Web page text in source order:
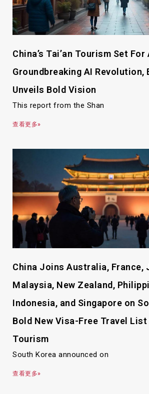
China’s Tai’an Tourism Set For
Groundbreaking AI Revolution,
Unveils Bold Vision
This report from the Shan
查看更多»
China Joins Australia, France,
Malaysia, New Zealand,
Indonesia, and Singapore on
Bold New Visa-Free Travel
Tourism
South Korea announced on
查看更多»